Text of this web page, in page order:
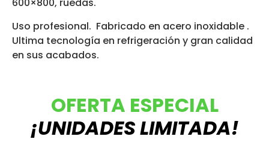
600×800, ruedas.
Uso profesional. Fabricado en acero inoxidable .
Ultima tecnología en refrigeración y gran calidad
en sus acabados.
OFERTA ESPECIAL
¡UNIDADES LIMITADA!